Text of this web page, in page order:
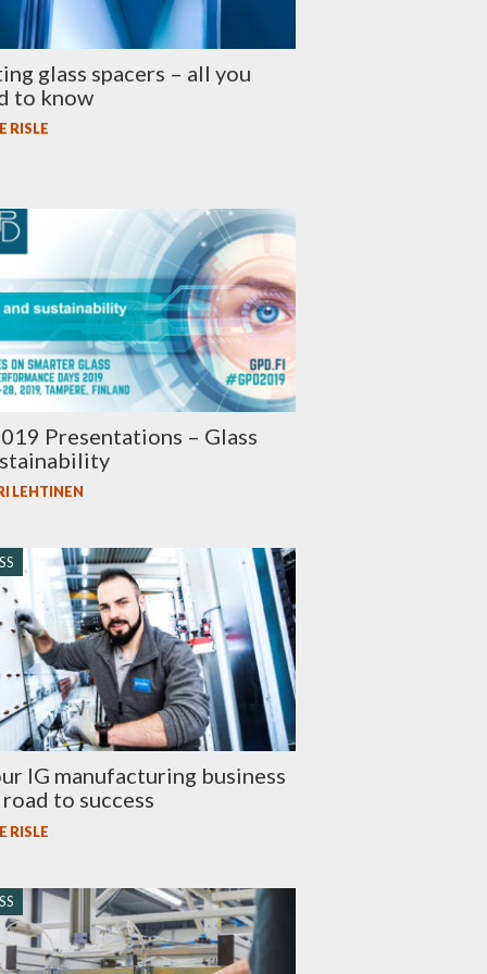
glass spacers – all you
to know
RISLE
Presentations – Glass
LEHTINEN
IG manufacturing business
to success
RISLE